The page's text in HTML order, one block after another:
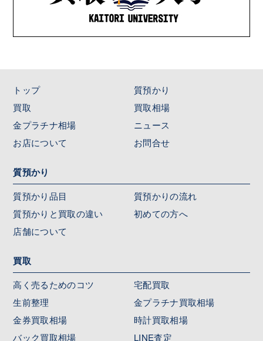
トップ
質預かり
買取
買取相場
金プラチナ相場
ニュース
お店について
お問合せ
質預かり
質預かり品目
質預かりの流れ
質預かりと買取の違い
初めての方へ
店舗について
買取
高く売るためのコツ
宅配買取
生前整理
金プラチナ買取相場
金券買取相場
時計買取相場
バック買取相場
LINE査定